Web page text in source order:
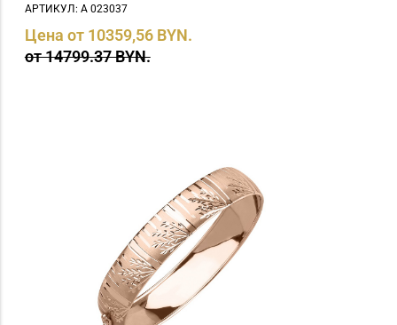
АРТИКУЛ: А 023037
Цена от 10359,56 BYN.
от 14799.37 BYN.